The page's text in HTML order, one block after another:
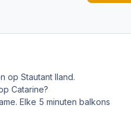
op Stautant Iland.
Catarine?
Elke 5 minuten balkons